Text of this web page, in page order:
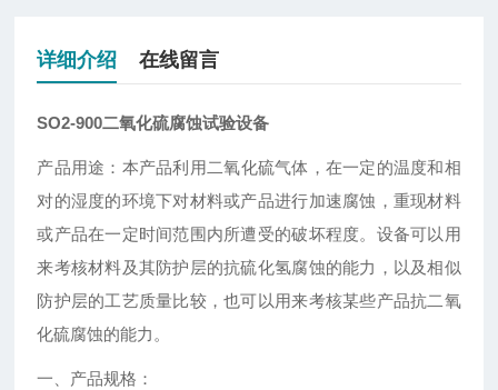
详细介绍 在线留言
SO2-900二氧化硫腐蚀试验设备
产品用途： 本产品利用二氧化硫气体，在一定的温度和相
对的湿度的环境下对材料或产品进行加速腐蚀，重现材料
或产品在一定时间范围内所遭受的破坏程度。设备可以用
来考核材料及其防护层的抗硫化氢腐蚀的能力，以及相似
防护层的工艺质量比较，也可以用来考核某些产品抗二氧
化硫腐蚀的能力。
一、 产品规格：